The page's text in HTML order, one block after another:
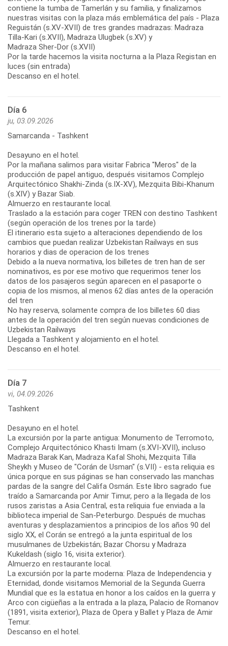
contiene la tumba de Tamerlán y su familia, y finalizamos
nuestras visitas con la plaza más emblemática del país - Plaza
Reguistán (s.XV-XVII) de tres grandes madrazas: Madraza
Tilla-Kari (s.XVII), Madraza Ulugbek (s.XV) y
Madraza Sher-Dor (s.XVII)
Por la tarde hacemos la visita nocturna a la Plaza Registan en
luces (sin entrada)
Descanso en el hotel.
Día 6
ju, 03.09.2026
Samarcanda - Tashkent
Desayuno en el hotel.
Por la mañana salimos para visitar Fabrica "Meros" de la
producción de papel antiguo, después visitamos Complejo
Arquitectónico Shakhi-Zinda (s.IX-XV), Mezquita Bibi-Khanum
(s.XIV) y Bazar Siab.
Almuerzo en restaurante local.
Traslado a la estación para coger TREN con destino Tashkent
(según operación de los trenes por la tarde)
El itinerario esta sujeto a alteraciones dependiendo de los
cambios que puedan realizar Uzbekistan Railways en sus
horarios y dias de operacion de los trenes
Debido a la nueva normativa, los billetes de tren han de ser
nominativos, es por ese motivo que requerimos tener los
datos de los pasajeros según aparecen en el pasaporte o
copia de los mismos, al menos 62 días antes de la operación
del tren
No hay reserva, solamente compra de los billetes 60 dias
antes de la operación del tren según nuevas condiciones de
Uzbekistan Railways
Llegada a Tashkent y alojamiento en el hotel.
Descanso en el hotel.
Día 7
vi, 04.09.2026
Tashkent
Desayuno en el hotel.
La excursión por la parte antigua: Monumento de Terromoto,
Complejo Arquitectónico Khasti Imam (s.XVI-XVII), incluso
Madraza Barak Kan, Madraza Kafal Shohi, Mezquita Tilla
Sheykh y Museo de "Corán de Usman" (s.VII) - esta reliquia es
única porque en sus páginas se han conservado las manchas
pardas de la sangre del Califa Osmán. Este libro sagrado fue
traído a Samarcanda por Amir Timur, pero a la llegada de los
rusos zaristas a Asia Central, esta reliquia fue enviada a la
biblioteca imperial de San-Peterburgo. Después de muchas
aventuras y desplazamientos a principios de los años 90 del
siglo XX, el Corán se entregó a la junta espiritual de los
musulmanes de Uzbekistán; Bazar Chorsu y Madraza
Kukeldash (siglo 16, visita exterior).
Almuerzo en restaurante local.
La excursión por la parte moderna: Plaza de Independencia y
Eternidad, donde visitamos Memorial de la Segunda Guerra
Mundial que es la estatua en honor a los caídos en la guerra y
Arco con cigüeñas a la entrada a la plaza, Palacio de Romanov
(1891, visita exterior), Plaza de Opera y Ballet y Plaza de Amir
Temur.
Descanso en el hotel.